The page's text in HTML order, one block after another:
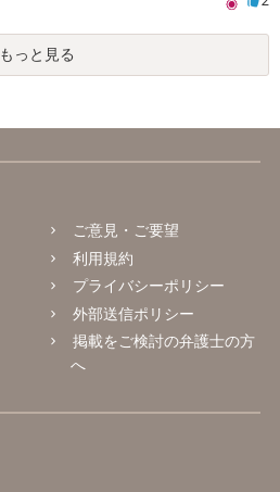
もっと見る
ご意見・ご要望
利用規約
プライバシーポリシー
外部送信ポリシー
掲載をご検討の弁護士の方
へ